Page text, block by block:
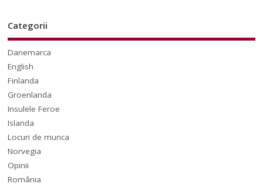
Categorii
Danemarca
English
Finlanda
Groenlanda
Insulele Feroe
Islanda
Locuri de munca
Norvegia
Opinii
România